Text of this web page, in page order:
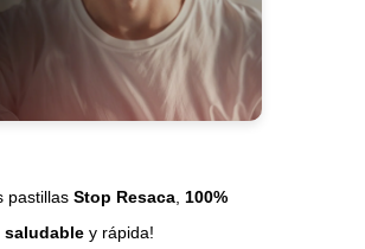
pastillasStop Resaca,100%
saludable y rápida!